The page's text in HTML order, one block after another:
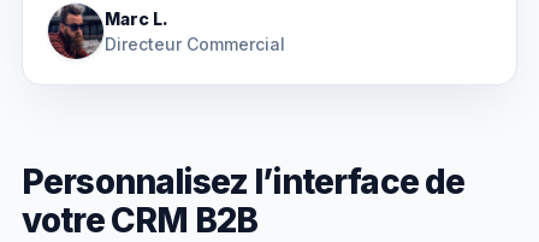
Marc L.
Directeur Commercial
Personnalisez l’interface de
votre CRM B2B